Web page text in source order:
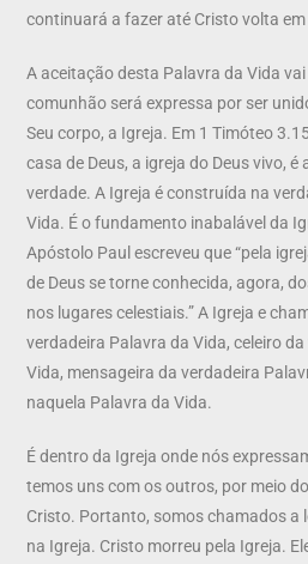
continuará a fazer até Cristo volta em
A aceitação desta Palavra da Vida
comunhão será expressa por ser
Seu corpo, a Igreja. Em 1 Timóteo
casa de Deus, a igreja do Deus vivo,
verdade. A Igreja é construída na
Vida. É o fundamento inabalável da
Apóstolo Paul escreveu que “pela
de Deus se torne conhecida, agora,
nos lugares celestiais.” A Igreja e
verdadeira Palavra da Vida, celeiro
Vida, mensageira da verdadeira
naquela Palavra da Vida.
É dentro da Igreja onde nós
temos uns com os outros, por meio
Cristo. Portanto, somos chamados a
na Igreja. Cristo morreu pela Igreja.